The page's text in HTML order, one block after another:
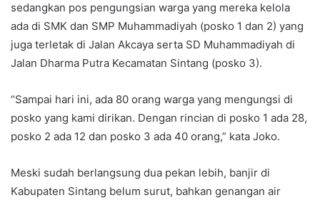
sedangkan pos pengungsian warga yang mereka kelola
ada di SMK dan SMP Muhammadiyah (posko 1 dan 2) yang
juga terletak di Jalan Akcaya serta SD Muhammadiyah di
Jalan Dharma Putra Kecamatan Sintang (posko 3).
“Sampai hari ini, ada 80 orang warga yang mengungsi di
posko yang kami dirikan. Dengan rincian di posko 1 ada 28,
posko 2 ada 12 dan posko 3 ada 40 orang,” kata Joko.
Meski sudah berlangsung dua pekan lebih, banjir di
Kabupaten Sintang belum surut, bahkan genangan air